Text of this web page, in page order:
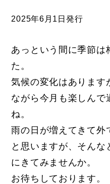
2025年6月1日発行
あっという間に季節は
た。
気候の変化はあります
ながら今月も楽しんで
ね。
雨の日が増えてきて外
と思いますが、そん
にきてみませんか。
お待ちしております。